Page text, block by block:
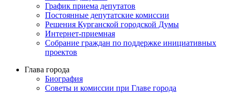
График приема депутатов
Постоянные депутатские комиссии
Решения Курганской городской Думы
Интернет-приемная
Собрание граждан по поддержке инициативных
проектов
Глава города
Биография
Советы и комиссии при Главе города